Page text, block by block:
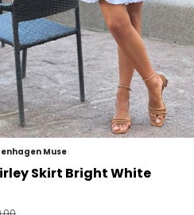
Muse
Skirt Bright White